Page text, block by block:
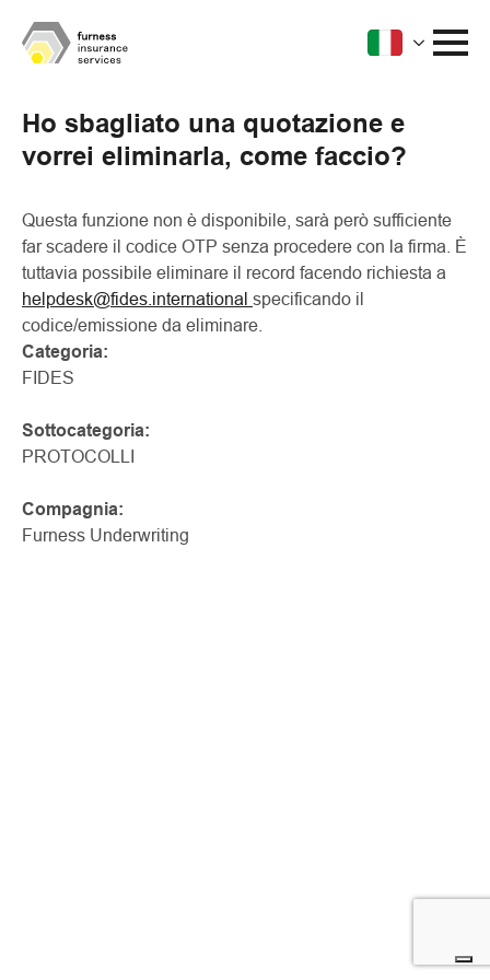
Ho sbagliato una quotazione e
vorrei eliminarla, come faccio?
Questa funzione non è disponibile, sarà però sufficiente
far scadere il codice OTP senza procedere con la firma. È
tuttavia possibile eliminare il record facendo richiesta a
helpdesk@fides.international specificando il
codice/emissione da eliminare.
Categoria:
FIDES
Sottocategoria:
PROTOCOLLI
Compagnia:
Furness Underwriting